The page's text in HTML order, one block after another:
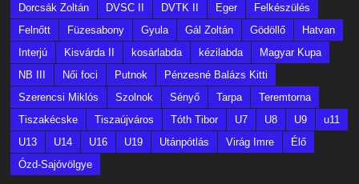
Dorcsák Zoltán
DVSC II DVTK II Eger
Felkészülés
Felnőtt
Füzesabony Gyula Gál Zoltán Gödöllő
Hatvan
Interjú
Kisvárda II kosárlabda kézilabda
Magyar Kupa
NB III
Női foci Putnok
Pénzesné Balázs Kitti
Szerencsi Miklós
Szolnok Sényő Tarpa
Teremtorna
Tiszakécske
Tiszaújváros Tóth Tibor U7 U8 U9
u11
U13
U14 U16 U19 Utánpótlás Virág Imre
Élő
Ózd-Sajóvölgye